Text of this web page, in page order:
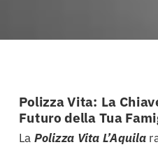
Polizza Vita: La
Futuro della Tua
La Polizza Vita L’Aquila